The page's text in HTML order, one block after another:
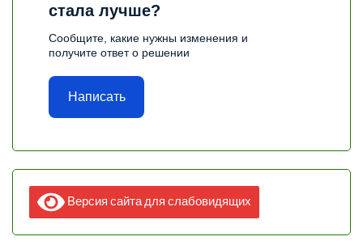
стала лучше?
Сообщите, какие нужны изменения и
получите ответ о решении
Написать
Версия сайта для слабовидящих